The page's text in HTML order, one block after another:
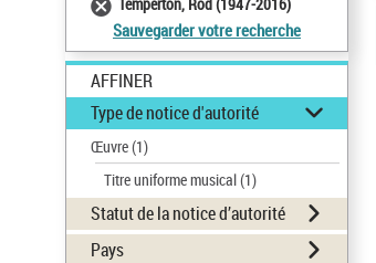
Sauvegarder votre recherche
AFFINER
Type de notice d'autorité
Œuvre(1)
Titre uniforme musical(1)
Statut de la notice d’autorité
Pays